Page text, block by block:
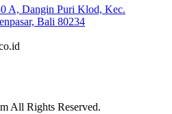
A, Dangin Puri Klod, Kec.
Bali 80234
All Rights Reserved.